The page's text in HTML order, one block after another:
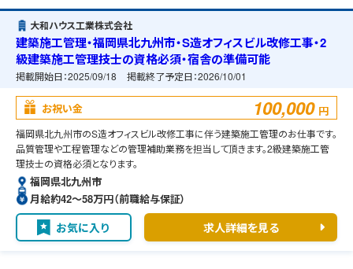
大和ハウス工業株式会社
建築施工管理・福岡県北九州市・S造オフィスビル改修工事・2
級建築施工管理技士の資格必須・宿舎の準備可能
掲載開始日：2025/09/18 掲載終了予定日：2026/10/01
お祝い金 100,000 円
福岡県北九州市のS造オフィスビル改修工事に伴う建築施工管理のお仕事です。
品質管理や工程管理などの管理補助業務を担当して頂きます。2級建築施工管
理技士の資格必須となります。
福岡県北九州市
月給約42〜58万円（前職給与保証）
お気に入り 求人詳細を見る